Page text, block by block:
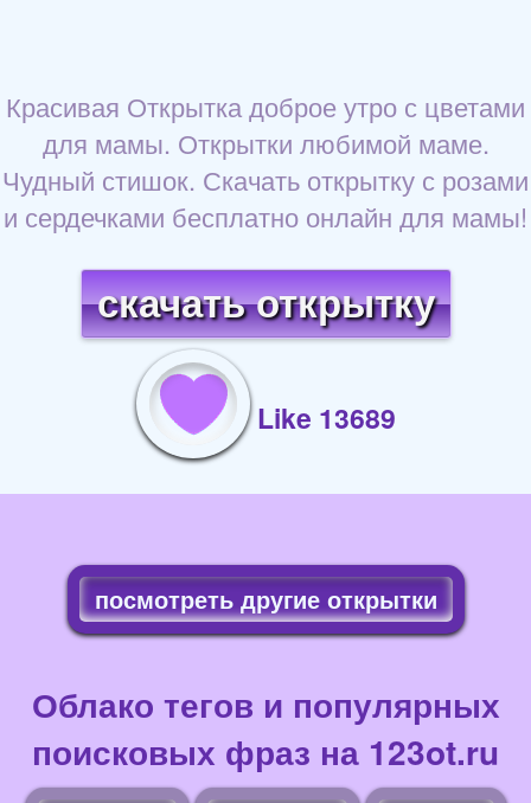
Красивая Открытка доброе утро с цветами
для мамы. Открытки любимой маме.
Чудный стишок. Скачать открытку с розами
и сердечками бесплатно онлайн для мамы!
скачать открытку
Like 13689
посмотреть другие открытки
Облако тегов и популярных
поисковых фраз на 123ot.ru